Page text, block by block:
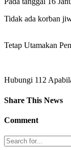
Tidak ada korban
Tetap Utamakan
Hubungi 112
Share This News
Comment